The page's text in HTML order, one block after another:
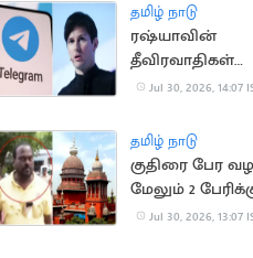
தமிழ் நாடு
ரஷ்யாவின்
தீவிரவாதிகள்
பட்டியலில்
Jul 30, 2026, 14:07
தமிழ் நாடு
குதிரை பேர
மேலும் 2
ஜாமீன்
Jul 30, 2026, 13:07